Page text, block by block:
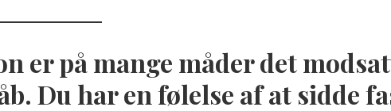
er på mange måder det
Du har en følelse af at sidde